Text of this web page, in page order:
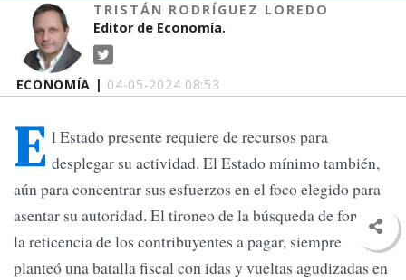
ECONOMÍA | 04-05-2024 08:53
TRISTÁN RODRÍGUEZ LOREDO
Editor de Economía.
E l Estado presente requiere de recursos para
desplegar su actividad. El Estado mínimo también,
aún para concentrar sus esfuerzos en el foco elegido para
asentar su autoridad. El tironeo de la búsqueda de fondos y
la reticencia de los contribuyentes a pagar, siempre
planteó una batalla fiscal con idas y vueltas agudizadas en